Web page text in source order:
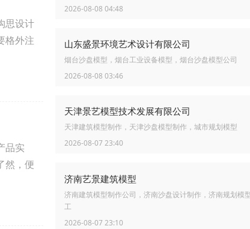
思设计
格外注
品实
然，便
2026-08-08 04:48
山东盛景环境艺术设计有限公司
烟台沙盘模型，烟台工业设备模型，烟台沙盘模型公司
2026-08-08 03:46
天津景艺模型技术发展有限公司
天津建筑模型制作，天津沙盘模型制作，城市规划模型
2026-08-07 23:40
济南艺景建筑模型
济南建筑模型制作公司，济南沙盘设计制作，济南规划模
工
2026-08-07 23:10